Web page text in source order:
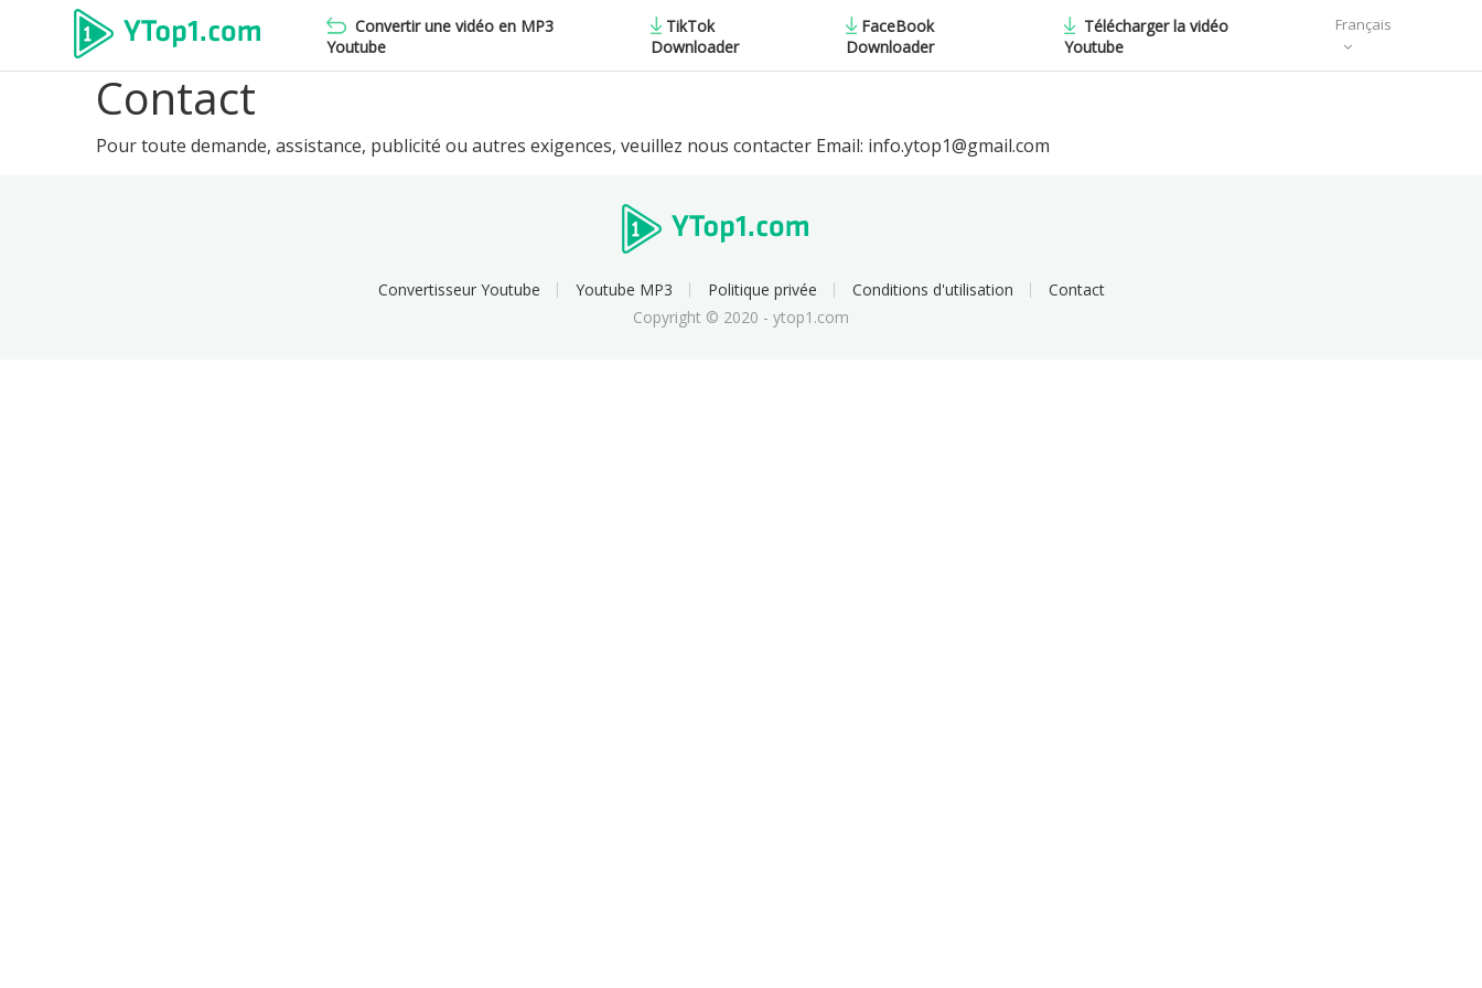
Convertir une vidéo en MP3
Youtube
TikTok
Downloader
FaceBook
Downloader
Télécharger la vidéo
Youtube
Français
Contact
Pour toute demande, assistance, publicité ou autres exigences, veuillez nous contacter Email: info.ytop1@gmail.com
Convertisseur Youtube Youtube MP3 Politique privée Conditions d'utilisation
Contact
Copyright © 2020 - ytop1.com